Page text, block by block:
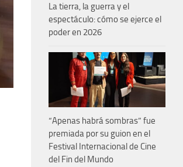
La tierra, la guerra y el
espectáculo: cómo se ejerce el
poder en 2026
“Apenas habrá sombras” fue
premiada por su guion en el
Festival Internacional de Cine
del Fin del Mundo